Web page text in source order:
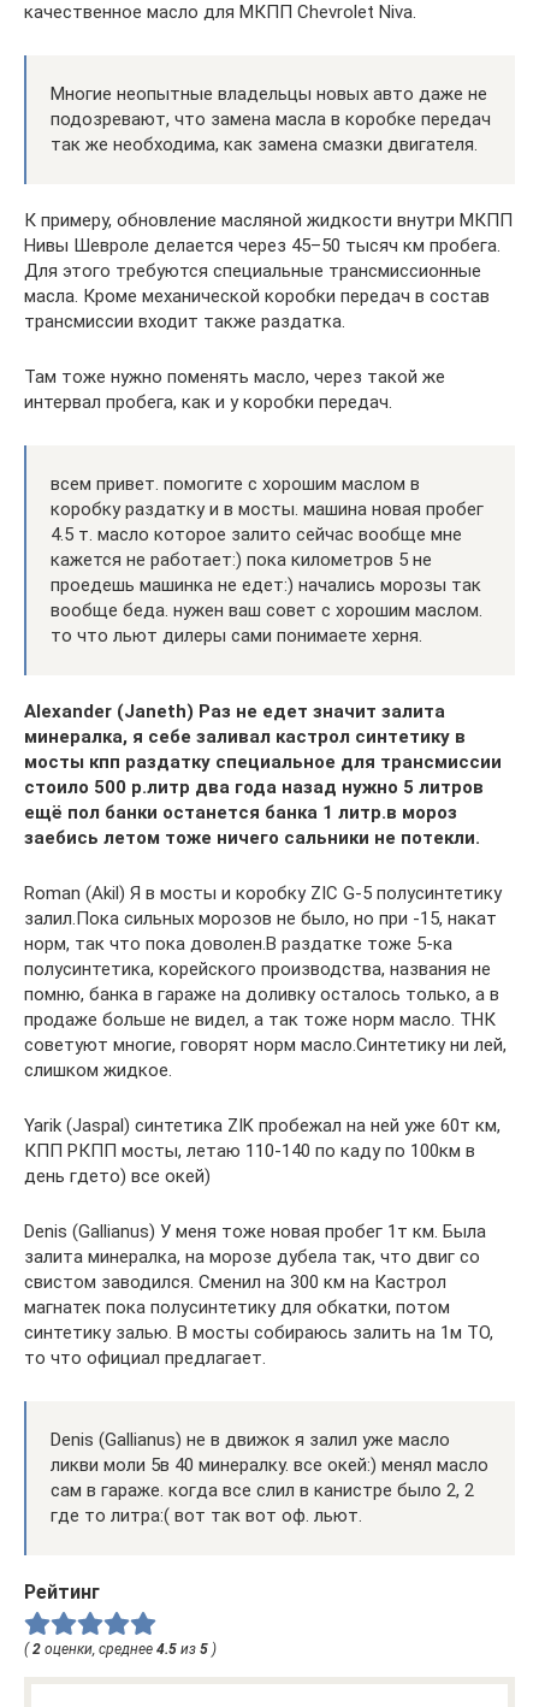
качественное масло для МКПП Chevrolet Niva.
Многие неопытные владельцы новых авто даже не
подозревают, что замена масла в коробке передач
так же необходима, как замена смазки двигателя.
К примеру, обновление масляной жидкости внутри МКПП
Нивы Шевроле делается через 45–50 тысяч км пробега.
Для этого требуются специальные трансмиссионные
масла. Кроме механической коробки передач в состав
трансмиссии входит также раздатка.
Там тоже нужно поменять масло, через такой же
интервал пробега, как и у коробки передач.
всем привет. помогите с хорошим маслом в
коробку раздатку и в мосты. машина новая пробег
4.5 т. масло которое залито сейчас вообще мне
кажется не работает:) пока километров 5 не
проедешь машинка не едет:) начались морозы так
вообще беда. нужен ваш совет с хорошим маслом.
то что льют дилеры сами понимаете херня.
Alexander (Janeth) Раз не едет значит залита
минералка, я себе заливал кастрол синтетику в
мосты кпп раздатку специальное для трансмиссии
стоило 500 р.литр два года назад нужно 5 литров
ещё пол банки останется банка 1 литр.в мороз
заебись летом тоже ничего сальники не потекли.
Roman (Akil) Я в мосты и коробку ZIC G-5 полусинтетику
залил.Пока сильных морозов не было, но при -15, накат
норм, так что пока доволен.В раздатке тоже 5-ка
полусинтетика, корейского производства, названия не
помню, банка в гараже на доливку осталось только, а в
продаже больше не видел, а так тоже норм масло. ТНК
советуют многие, говорят норм масло.Синтетику ни лей,
слишком жидкое.
Yarik (Jaspal) синтетика ZIK пробежал на ней уже 60т км,
КПП РКПП мосты, летаю 110-140 по каду по 100км в
день гдето) все окей)
Denis (Gallianus) У меня тоже новая пробег 1т км. Была
залита минералка, на морозе дубела так, что двиг со
свистом заводился. Сменил на 300 км на Кастрол
магнатек пока полусинтетику для обкатки, потом
синтетику залью. В мосты собираюсь залить на 1м ТО,
то что официал предлагает.
Denis (Gallianus) не в движок я залил уже масло
ликви моли 5в 40 минералку. все окей:) менял масло
сам в гараже. когда все слил в канистре было 2, 2
где то литра:( вот так вот оф. льют.
Рейтинг
(2 оценки, среднее 4.5 из 5 )